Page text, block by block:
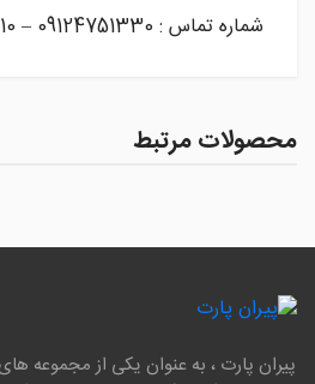
شماره تماس : 09124751330 – 02136919310
محصولات مرتبط
پیران پارت ، به عنوان یکی از مجموعه